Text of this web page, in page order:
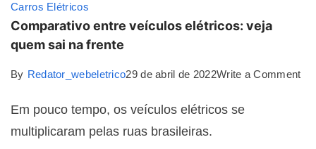
Carros Elétricos
Comparativo entre veículos elétricos: veja
quem sai na frente
By Redator_webeletrico29 de abril de 2022Write a Comment
Em pouco tempo, os veículos elétricos se
multiplicaram pelas ruas brasileiras.